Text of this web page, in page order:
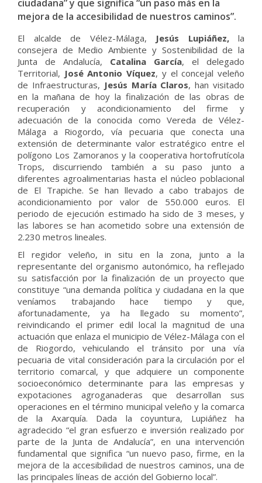
ciudadana” y que significa “un paso más en la
mejora de la accesibilidad de nuestros caminos”.
El alcalde de Vélez-Málaga, Jesús Lupiáñez,la
consejera de Medio Ambiente y Sostenibilidad de la
Junta de Andalucía, Catalina García, el delegado
Territorial, José Antonio Víquez, y el concejal veleño
de Infraestructuras, Jesús María Claros, han visitado
en la mañana de hoy la finalización de las obras de
recuperación y acondicionamiento del firme y
adecuación de la conocida como Vereda de Vélez-
Málaga a Riogordo, vía pecuaria que conecta una
extensión de determinante valor estratégico entre el
polígono Los Zamoranos y la cooperativa hortofrutícola
Trops, discurriendo también a su paso junto a
diferentes agroalimentarias hasta el núcleo poblacional
de El Trapiche. Se han llevado a cabo trabajos de
acondicionamiento por valor de 550.000 euros. El
periodo de ejecución estimado ha sido de 3 meses, y
las labores se han acometido sobre una extensión de
2.230 metros lineales.
El regidor veleño, in situ en la zona, junto a la
representante del organismo autonómico, ha reflejado
su satisfacción por la finalización de un proyecto que
constituye “una demanda política y ciudadana en la que
veníamos trabajando hace tiempo y que,
afortunadamente, ya ha llegado su momento”,
reivindicando el primer edil local la magnitud de una
actuación que enlaza el municipio de Vélez-Málaga con el
de Riogordo, vehiculando el tránsito por una vía
pecuaria de vital consideración para la circulación por el
territorio comarcal, y que adquiere un componente
socioeconómico determinante para las empresas y
expotaciones agroganaderas que desarrollan sus
operaciones en el término municipal veleño y la comarca
de la Axarquía. Dada la coyuntura, Lupiáñez ha
agradecido “el gran esfuerzo e inversión realizado por
parte de la Junta de Andalucía”, en una intervención
fundamental que significa “un nuevo paso, firme, en la
mejora de la accesibilidad de nuestros caminos, una de
las principales líneas de acción del Gobierno local”.